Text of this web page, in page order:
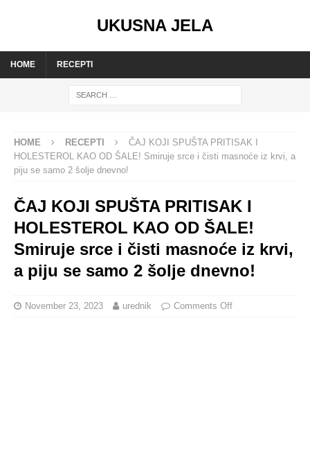
UKUSNA JELA
HOME RECEPTI
HOME RECEPTI
ČAJ KOJI SPUŠTA PRITISAK I
HOLESTEROL KAO OD ŠALE! Smiruje srce i čisti masnoće iz krvi, a
piju se samo 2 šolje dnevno!
ČAJ KOJI SPUŠTA PRITISAK I
HOLESTEROL KAO OD ŠALE!
Smiruje srce i čisti masnoće iz krvi,
a piju se samo 2 šolje dnevno!
November 23, 2023 urednik Comments Off